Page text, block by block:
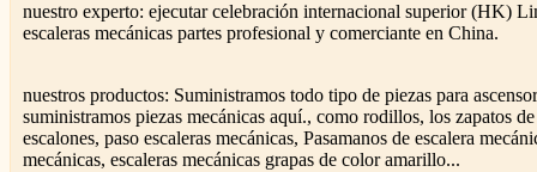
nuestro experto: ejecutar celebración internacional superior (HK)
escaleras mecánicas partes profesional y comerciante en China.
nuestros productos: Suministramos todo tipo de piezas para
suministramos piezas mecánicas aquí., como rodillos, los zapatos
escalones, paso escaleras mecánicas, Pasamanos de escalera
mecánicas, escaleras mecánicas grapas de color amarillo...